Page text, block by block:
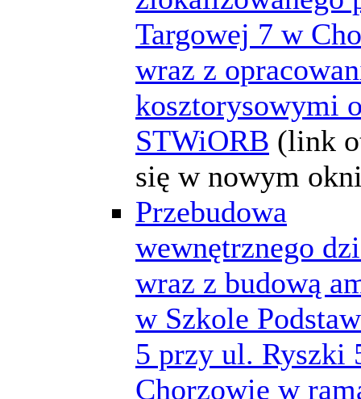
Targowej 7 w
wraz z
kosztorysowymi
STWiORB (link
się w nowym
Przebudowa
wewnętrznego
wraz z budową
w Szkole
5 przy ul. Ryszki
Chorzowie w